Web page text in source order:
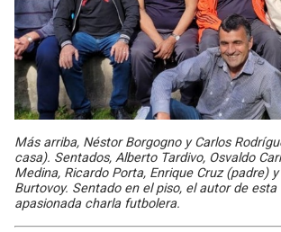
Más arriba, Néstor Borgogno y Carlos
casa). Sentados, Alberto Tardivo, Osvaldo
Medina, Ricardo Porta, Enrique Cruz (padre)
Burtovoy. Sentado en el piso, el autor de esta
apasionada charla futbolera.